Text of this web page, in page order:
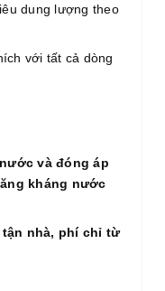
dung lượng theo
với tất cả dòng
và đóng áp
kháng nước
nhà, phí chỉ từ